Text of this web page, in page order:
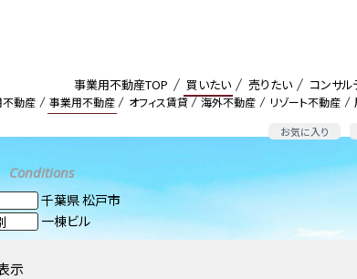
動産 事業用不動産 オフィス賃貸 海外不動産 リゾート不動産
お気に入り
事業用不動産TOP 買いたい 売りたい コンサル
Conditions
千葉県 松戸市
一棟ビル
示